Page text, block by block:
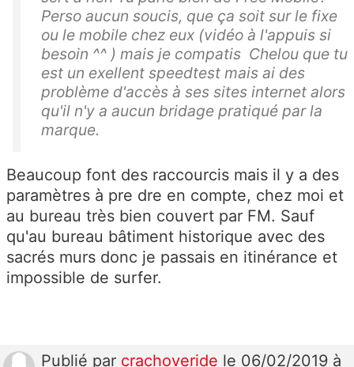
Perso aucun soucis, que ça soit sur le fixe
ou le mobile chez eux (vidéo à l'appuis si
besoin ^^ ) mais je compatis Chelou que tu
est un exellent speedtest mais ai des
problème d'accès à ses sites internet alors
qu'il n'y a aucun bridage pratiqué par la
marque.
Beaucoup font des raccourcis mais il y a des
paramètres à pre dre en compte, chez moi et
au bureau très bien couvert par FM. Sauf
qu'au bureau bâtiment historique avec des
sacrés murs donc je passais en itinérance et
impossible de surfer.
Publié par crachoveride le 06/02/2019 à